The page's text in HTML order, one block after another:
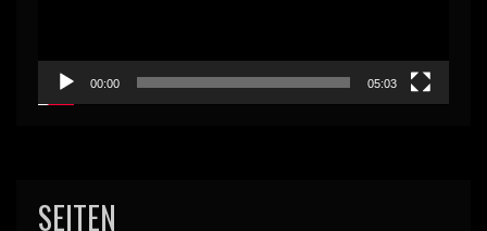
00:00 05:03
SEITEN